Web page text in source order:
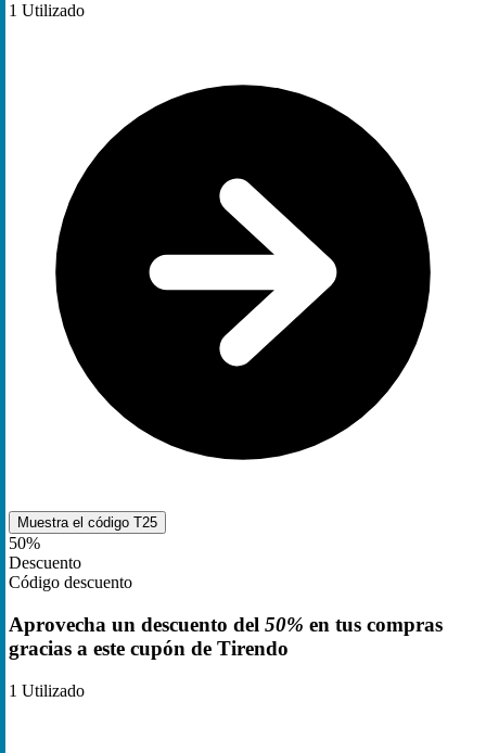
1 Utilizado
Muestra el código T25
50%
Descuento
Código descuento
Aprovecha un descuento del 50% en tus compras
gracias a este cupón de Tirendo
1 Utilizado